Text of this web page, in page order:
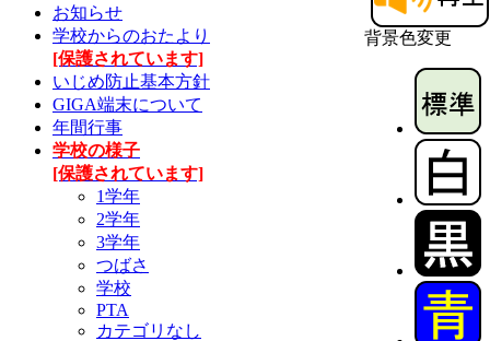
背景色変更
お知らせ
学校からのおたより
[保護されています]
いじめ防止基本方針
GIGA端末について
年間行事
学校の様子
[保護されています]
1学年
2学年
3学年
つばさ
学校
PTA
カテゴリなし